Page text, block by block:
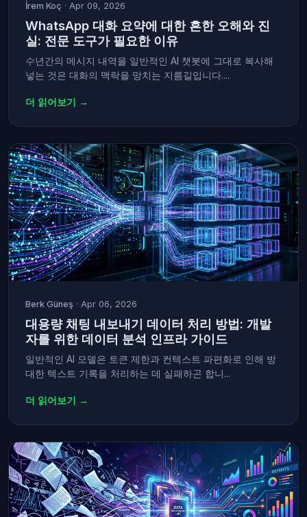
İrem Koç · Apr 09, 2026
WhatsApp 대화 요약에 대한 흔한 오해와 진
실: 전문 도구가 필요한 이유
수년간의 메시지 내역을 일반적인 AI 챗봇에 그대로 복사해
넣는 것은 대화의 맥락을 망치는 지름길입니다....
더 읽어보기 →
Berk Güneş · Apr 06, 2026
대용량 채팅 내보내기 데이터 처리 방법: 개발
자를 위한 데이터 분석 인프라 가이드
일반적인 AI 모델은 토큰 제한과 컨텍스트 파편화로 인해 방
대한 텍스트 기록을 처리하는 데 실패하곤 합니...
더 읽어보기 →